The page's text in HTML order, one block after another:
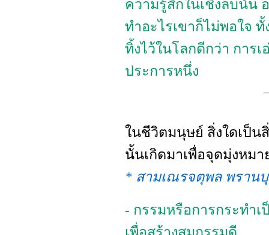
ความรู้สึกในเชิงลบนั้น
ทำอะไรเขาก็ไม่พอใจ
ทิ้งไว้ในโลกดีกว่า การ
ประการหนึ่ง
ในชีวิตมนุษย์ สิ่งใดเป็น
นั้นเกิดมาเพื่อจุดมุ่งหมา
* สามเณรจตุพล พราน
- กรรมหรือการกระทำเ